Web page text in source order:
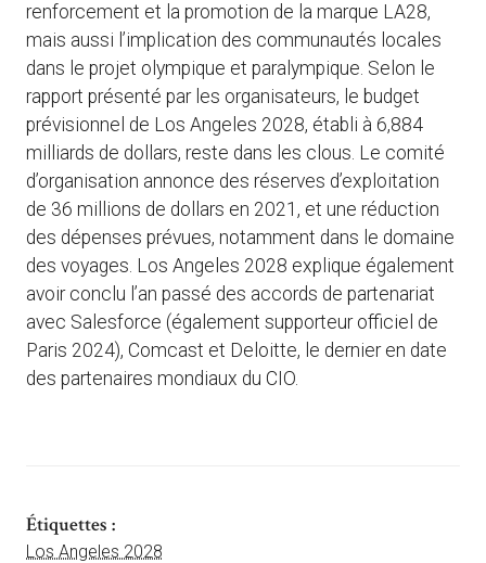
renforcement et la promotion de la marque LA28,
mais aussi l’implication des communautés locales
dans le projet olympique et paralympique. Selon le
rapport présenté par les organisateurs, le budget
prévisionnel de Los Angeles 2028, établi à 6,884
milliards de dollars, reste dans les clous. Le comité
d’organisation annonce des réserves d’exploitation
de 36 millions de dollars en 2021, et une réduction
des dépenses prévues, notamment dans le domaine
des voyages. Los Angeles 2028 explique également
avoir conclu l’an passé des accords de partenariat
avec Salesforce (également supporteur officiel de
Paris 2024), Comcast et Deloitte, le dernier en date
des partenaires mondiaux du CIO.
Étiquettes :
Los Angeles 2028